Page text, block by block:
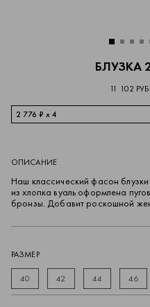
БЛУЗКА
11 102 РУБ
2 776 ₽ x 4
ОПИСАНИЕ
Наш классический фасон
из хлопка вуаль оформлена
бронзы. Добавит роскошной
РАЗМЕР
40 42 44 46